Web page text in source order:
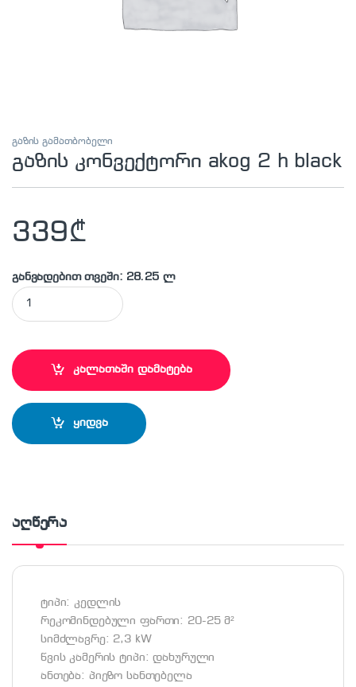
გაზის გამათბობელი
გაზის კონვექტორი akog 2 h black
339₾
განვადებით თვეში: 28.25 ლ
გაზის კონვექტორი akog 2 h black quantity
კალათაში დამატება
ყიდვა
აღწერა
ტიპი: კედლის
რეკომინდებული ფართი: 20-25 მ²
სიმძლავრე: 2,3 kW
წვის კამერის ტიპი: დახურული
ანთება: პიეზო სანთებელა